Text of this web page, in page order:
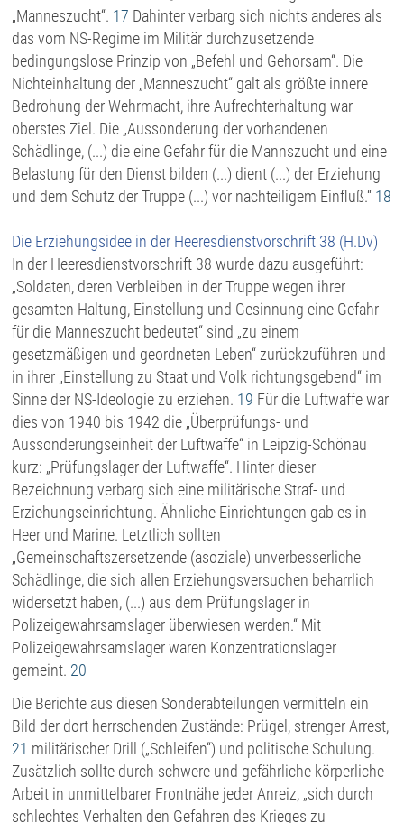
„Manneszucht“. 17 Dahinter verbarg sich nichts anderes als
das vom NS-Regime im Militär durchzusetzende
bedingungslose Prinzip von „Befehl und Gehorsam“. Die
Nichteinhaltung der „Manneszucht“ galt als größte innere
Bedrohung der Wehrmacht, ihre Aufrechterhaltung war
oberstes Ziel. Die „Aussonderung der vorhandenen
Schädlinge, (...) die eine Gefahr für die Mannszucht und eine
Belastung für den Dienst bilden (...) dient (...) der Erziehung
und dem Schutz der Truppe (...) vor nachteiligem Einfluß.“ 18
Die Erziehungsidee in der Heeresdienstvorschrift 38 (H.Dv)
In der Heeresdienstvorschrift 38 wurde dazu ausgeführt:
„Soldaten, deren Verbleiben in der Truppe wegen ihrer
gesamten Haltung, Einstellung und Gesinnung eine Gefahr
für die Manneszucht bedeutet“ sind „zu einem
gesetzmäßigen und geordneten Leben“ zurückzuführen und
in ihrer „Einstellung zu Staat und Volk richtungsgebend“ im
Sinne der NS-Ideologie zu erziehen. 19 Für die Luftwaffe war
dies von 1940 bis 1942 die „Überprüfungs- und
Aussonderungseinheit der Luftwaffe“ in Leipzig-Schönau
kurz: „Prüfungslager der Luftwaffe“. Hinter dieser
Bezeichnung verbarg sich eine militärische Straf- und
Erziehungseinrichtung. Ähnliche Einrichtungen gab es in
Heer und Marine. Letztlich sollten
„Gemeinschaftszersetzende (asoziale) unverbesserliche
Schädlinge, die sich allen Erziehungsversuchen beharrlich
widersetzt haben, (...) aus dem Prüfungslager in
Polizeigewahrsamslager überwiesen werden.“ Mit
Polizeigewahrsamslager waren Konzentrationslager
gemeint. 20
Die Berichte aus diesen Sonderabteilungen vermitteln ein
Bild der dort herrschenden Zustände: Prügel, strenger Arrest,
21 militärischer Drill („Schleifen“) und politische Schulung.
Zusätzlich sollte durch schwere und gefährliche körperliche
Arbeit in unmittelbarer Frontnähe jeder Anreiz, „sich durch
schlechtes Verhalten den Gefahren des Krieges zu